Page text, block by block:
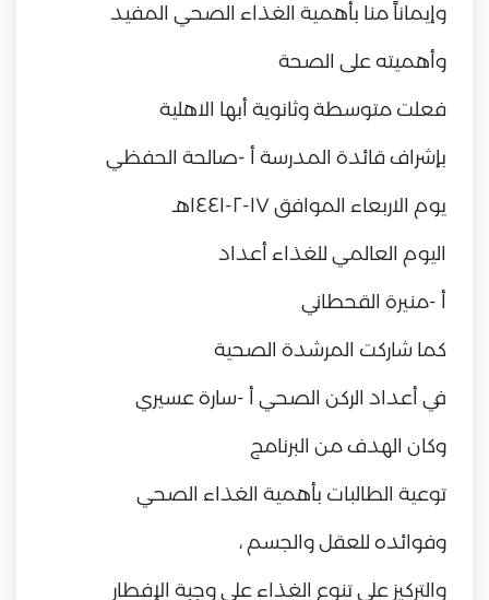
وإيماناً منا بأهمية الغذاء الصحي المفيد
وأهميته على الصحة
فعلت متوسطة وثانوية أبها الاهلية
بإشراف قائدة المدرسة أ -صالحة الحفظي
يوم الاربعاء الموافق ١٧-٢-١٤٤١هـ
اليوم العالمي للغذاء أعداد
أ -منيرة القحطاني
كما شاركت المرشدة الصحية
في أعداد الركن الصحي أ -سارة عسيري
وكان الهدف من البرنامج
توعية الطالبات بأهمية الغذاء الصحي
وفوائده للعقل والجسم ،
والتركيز على تنوع الغذاء على وجبة الإفطار